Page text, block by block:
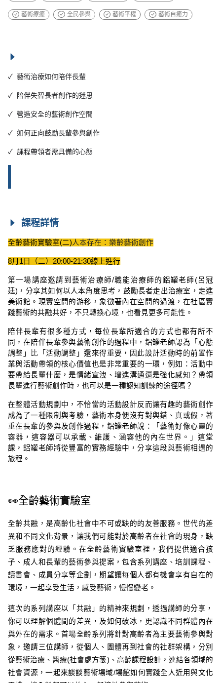
藝術療癒 全民參與 藝術平權 藝術自癒力
✓ 藝術治療如何陪伴長輩
✓ 陪伴失智長者創作的迷思
✓ 營造安全的藝術創作空間
✓ 如何正向鼓勵長輩參與創作
✓ 課程帶領者需具備的心態
課程詳情
全齡藝術實驗室(二)人本存在：樂齡藝術創作
8月1日（二）20:00-21:30線上進行
第一場講座邀請到 藝術治療師/職能治療師的鋁罐老師(呂冠
廷) ，分享其如何以人本角度思考，鼓勵長者走出治療室，走進
美術館。現實空間的游移，象徵著內在空間的過渡，在社區實
踐藝術的共融共好，不只轉換心境，也看見更多可能性。
陪伴長輩有很多種方式，每位長輩所適合的方式也都有所不
同，在陪伴長輩參與藝術創作的過程中，鋁罐老師認為「心態
調整」比「活動調整」還來得重要，因此設計活動時的前置作
業與活動帶領的核心價值也是非常重要的一環，例如：活動中
要帶給長輩什麼，是情緒宣洩、增進溝通還是強化感知？帶領
長輩進行藝術創作時，也可以是一種認知訓練的途徑嗎？
在整體活動規劃中，不恰當的活動設計反而讓有趣的藝術創作
成為了一種限制與考驗，藝術本身便沒有對與錯、真或假，著
重在長輩的參與及創作過程，鋁罐老師說：「藝術好像心靈的
容器，這容器可以承載、維護、涵容他的內在世界。」這堂
課，鋁罐老師將從豐富的實務經驗中，分享這段與藝術相遇的
旅程。
👀全齡藝術實驗室
全齡共融，是高齡化社會中不可或缺的的友善服務。世代的差
異和不同文化背景，讓我們可能對於高齡者在社會的現身，缺
乏服務應對的經驗。在全齡藝術實驗室裡，我們提供適合孩
子、成人和長輩的藝術參與提案，包含系列講座、培訓課程、
讀書會、成員分享等企劃，期望讓每個人都有機會享有自在的
環境，一起享受生活，感受藝術，慢慢變老。
這次的系列講座以 「 共融 」 的精神來規劃，透過講師的分享，
你可以理解個體間的差異，及如何破冰，更認識不同群體內在
與外在的需求。首場全齡系列將針對高齡者為主要藝術參與對
象，邀請三位講師，從個人、團體再到社會的社群架構，分別
從藝術治療、醫療(社會處方箋)、高齡課程設計，連結各領域的
社會資源，一起來談談藝術場域/場館如何實踐全人近用與文化